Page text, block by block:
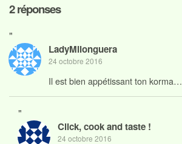
2 réponses
"
LadyMilonguera
24 octobre 2016
Il est bien appétissant ton korma…
"
Click, cook and taste !
24 octobre 2016